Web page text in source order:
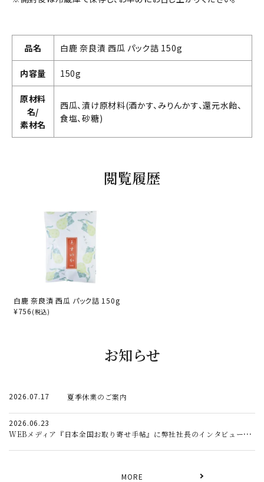
品名 白鹿 奈良漬 西瓜 パック詰 150g
内容量 150g
原材料
名/
素材名
西瓜、漬け原材料(酒かす、みりんかす、還元水飴、
食塩、砂糖)
閲覧履歴
白鹿 奈良漬 西瓜 パック詰 150g
¥756 (税込)
お知らせ
2026.07.17 夏季休業のご案内
2026.06.23
WEBメディア『日本全国お取り寄せ手帖』に弊社社長のインタビュー記事が掲載されました。
MORE